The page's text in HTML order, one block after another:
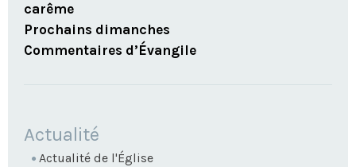
carême
Prochains dimanches
Commentaires d’Évangile
NAVIGATION
Actualité
Actualité de l'Église